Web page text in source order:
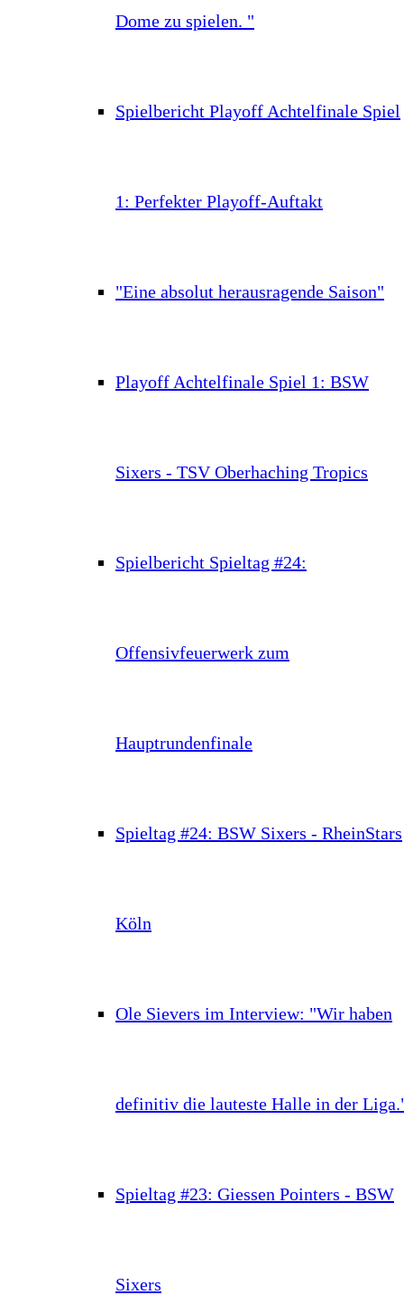
Dome zu spielen. "
Spielbericht Playoff Achtelfinale Spiel
1: Perfekter Playoff-Auftakt
"Eine absolut herausragende Saison"
Playoff Achtelfinale Spiel 1: BSW
Sixers - TSV Oberhaching Tropics
Spielbericht Spieltag #24:
Offensivfeuerwerk zum
Hauptrundenfinale
Spieltag #24: BSW Sixers - RheinStars
Köln
Ole Sievers im Interview: "Wir haben
definitiv die lauteste Halle in der
Spieltag #23: Giessen Pointers - BSW
Sixers